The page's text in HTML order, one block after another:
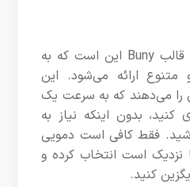
یکی از بزرگ‌ترین مزایای قالب Buny این است که به
متنوع ارائه می‌شود. این
را می‌دهند که به سرعت یک
کنید، بدون اینکه نیاز به
فقط کافی است دمویی
نزدیک است انتخاب کرده و
کنید.